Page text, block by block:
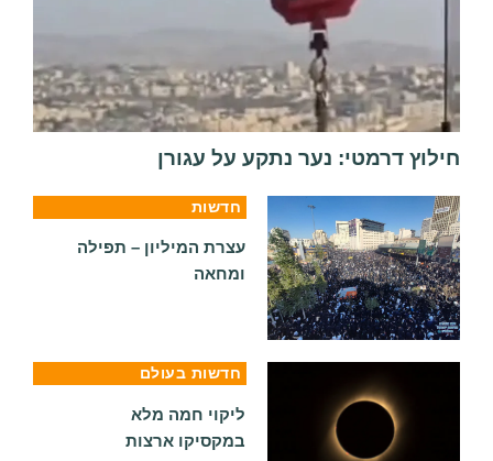
חילוץ דרמטי: נער נתקע על עגורן
חדשות
עצרת המיליון – תפילה
ומחאה
חדשות בעולם
ליקוי חמה מלא
במקסיקו ארצות